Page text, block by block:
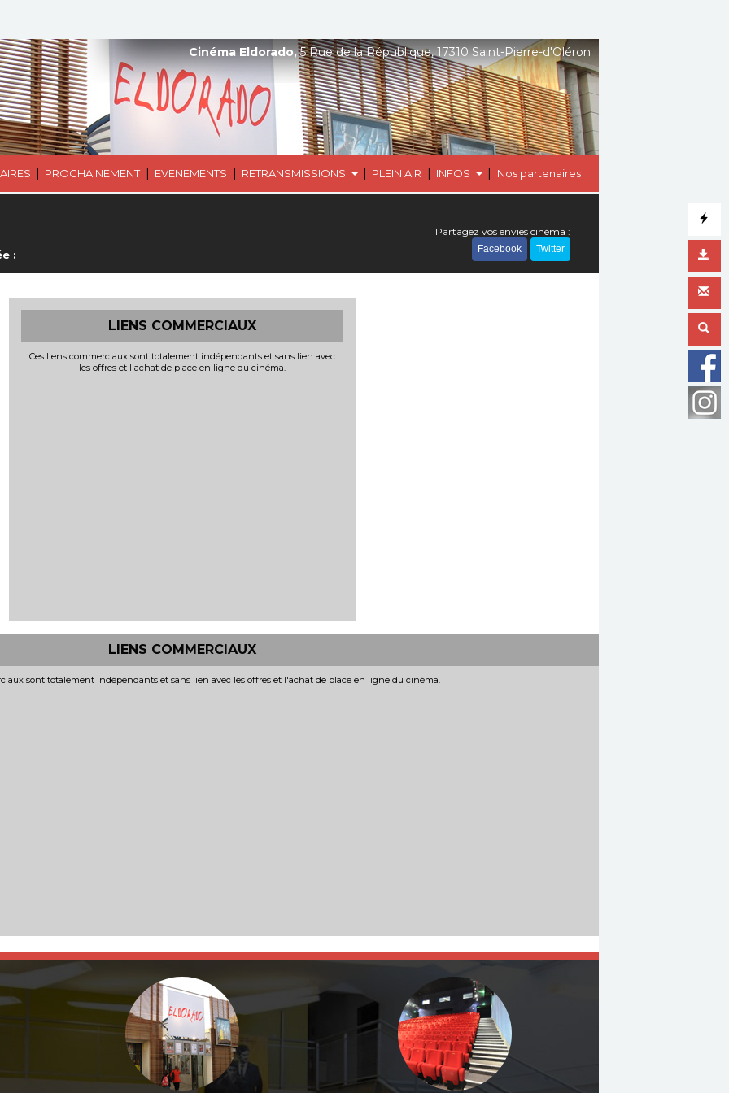
| PROCHAINEMENT | EVENEMENTS | RETRANSMISSIONS | PLEIN AIR | INFOS | Nos partenaires
Cinéma Eldorado,5 Rue de la République, 17310 Saint-Pierre-d'Oléron
:
Partagez vos envies cinéma :
Facebook Twitter
LIENS COMMERCIAUX
Ces liens commerciaux sont totalement indépendants et sans lien avec
les offres et l'achat de place en ligne du cinéma.
LIENS COMMERCIAUX
sont totalement indépendants et sans lien avec les offres et l'achat de place en ligne du cinéma.